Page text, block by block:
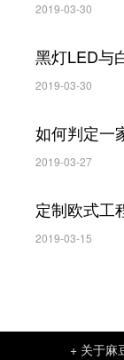
2019-03-30
黑灯LED与
2019-03-30
如何判定一
2019-03-27
定制欧式工
2019-03-15
+ 关于麻